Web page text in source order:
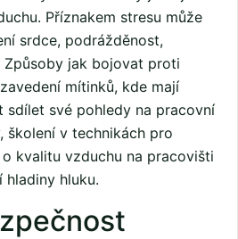
Příznakem stresu může
srdce, podrážděnost,
Způsoby jak bojovat proti
mítinků, kde mají
sdílet své pohledy na pracovní
školení v technikách pro
kvalitu vzduchu na pracovišti
hladiny hluku.